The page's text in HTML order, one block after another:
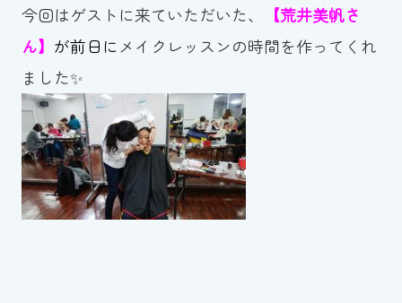
今回はゲストに来ていただいた、
【荒井美帆さ
ん】 が前日にメイクレッスンの時間を作ってくれ
ました✨